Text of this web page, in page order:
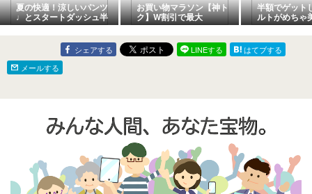
夏の快適！涼しいパンツ
♩とスタートダッシュ半
額で買えたもの！
お買い物マラソン【神ト
ク】W割引で最大
57％OFF
半額でゲット
ルトがめちゃ
た！
シェアする LINEする
はてブする
メールする